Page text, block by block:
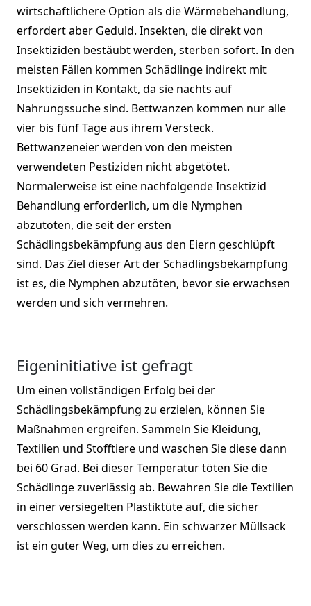
wirtschaftlichere Option als die Wärmebehandlung,
erfordert aber Geduld. Insekten, die direkt von
Insektiziden bestäubt werden, sterben sofort. In den
meisten Fällen kommen Schädlinge indirekt mit
Insektiziden in Kontakt, da sie nachts auf
Nahrungssuche sind. Bettwanzen kommen nur alle
vier bis fünf Tage aus ihrem Versteck.
Bettwanzeneier werden von den meisten
verwendeten Pestiziden nicht abgetötet.
Normalerweise ist eine nachfolgende Insektizid
Behandlung erforderlich, um die Nymphen
abzutöten, die seit der ersten
Schädlingsbekämpfung aus den Eiern geschlüpft
sind. Das Ziel dieser Art der Schädlingsbekämpfung
ist es, die Nymphen abzutöten, bevor sie erwachsen
werden und sich vermehren.
Eigeninitiative ist gefragt
Um einen vollständigen Erfolg bei der
Schädlingsbekämpfung zu erzielen, können Sie
Maßnahmen ergreifen. Sammeln Sie Kleidung,
Textilien und Stofftiere und waschen Sie diese dann
bei 60 Grad. Bei dieser Temperatur töten Sie die
Schädlinge zuverlässig ab. Bewahren Sie die Textilien
in einer versiegelten Plastiktüte auf, die sicher
verschlossen werden kann. Ein schwarzer Müllsack
ist ein guter Weg, um dies zu erreichen.